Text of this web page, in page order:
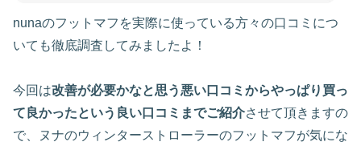
nunaのフットマフを実際に使っている方々の口コミにつ
いても徹底調査してみましたよ！
今回は改善が必要かなと思う悪い口コミからやっぱり買っ
て良かったという良い口コミまでご紹介させて頂きますの
で、ヌナのウィンターストローラーのフットマフが気にな